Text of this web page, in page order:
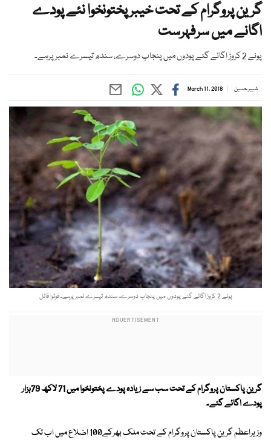
گرین پروگرام کے تحت خیبر پختونخوا نئے پودے
اگانے میں سرفہرست
پونے 2 کروڑ اگائے گئے پودوں میں پنجاب دوسرے، سندھ تیسرے نمبرپرہے۔
شبیر حسین March 11, 2018
پونے 2 کروڑ اگائے گئے پودوں میں پنجاب دوسرے، سندھ تیسرے نمبرپرہے۔ فوٹو: فائل
گرین پاکستان پروگرام کے تحت سب سے زیادہ پودے پختونخوا میں 71 لاکھ 79ہزار
پودے اگائے گئے۔
وزیراعظم گرین پاکستان پروگرام کے تحت ملک بھرکے100 اضلاع میں اب تک